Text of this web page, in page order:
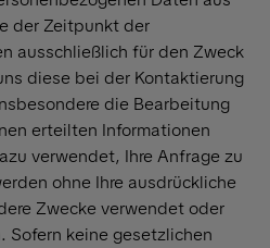
der Zeitpunkt der
ausschließlich für den Zweck
diese bei der Kontaktierung
die Bearbeitung
erteilten Informationen
verwendet, Ihre Anfrage zu
ohne Ihre ausdrückliche
Zwecke verwendet oder
Sofern keine gesetzlichen